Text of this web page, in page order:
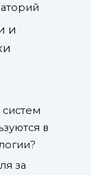
и
в
за